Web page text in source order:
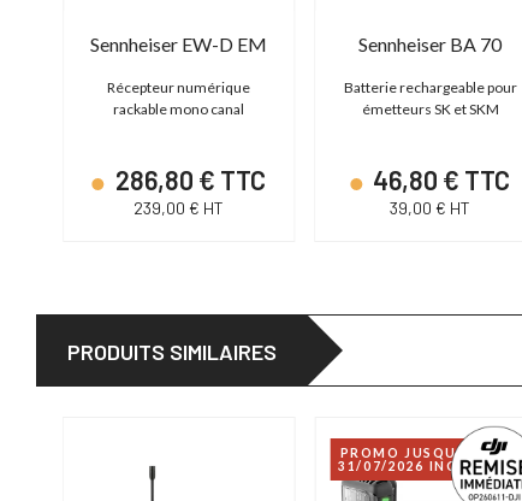
Sennheiser EW-D EM
Récepteur numérique
rackable mono canal
286,80 € TTC
239,00 € HT
Sennheiser BA 70
Batterie rechargeable pour
émetteurs SK et SKM
46,80 € TTC
39,00 € HT
PRODUITS SIMILAIRES
PROMO JUSQU'AU
31/07/2026 INCLUS